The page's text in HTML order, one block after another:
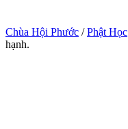
Chùa Hội Phước / Phật Học
hạnh.